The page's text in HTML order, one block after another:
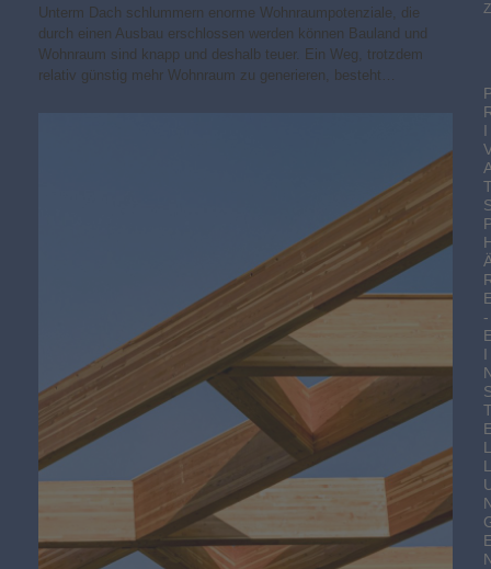
Unterm Dach schlummern enorme Wohnraumpotenziale, die
durch einen Ausbau erschlossen werden können Bauland und
Wohnraum sind knapp und deshalb teuer. Ein Weg, trotzdem
relativ günstig mehr Wohnraum zu generieren, besteht…
I
-
I
L
L